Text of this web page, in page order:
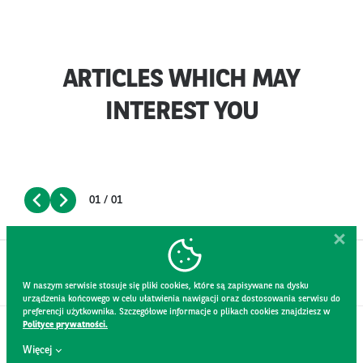
ARTICLES WHICH MAY
INTEREST YOU
01 / 01
W naszym serwisie stosuje się pliki cookies, które są zapisywane na dysku
urządzenia końcowego w celu ułatwienia nawigacji oraz dostosowania serwisu do
preferencji użytkownika. Szczegółowe informacje o plikach cookies znajdziesz w
Polityce prywatności.
Więcej
WEBSITE RULES